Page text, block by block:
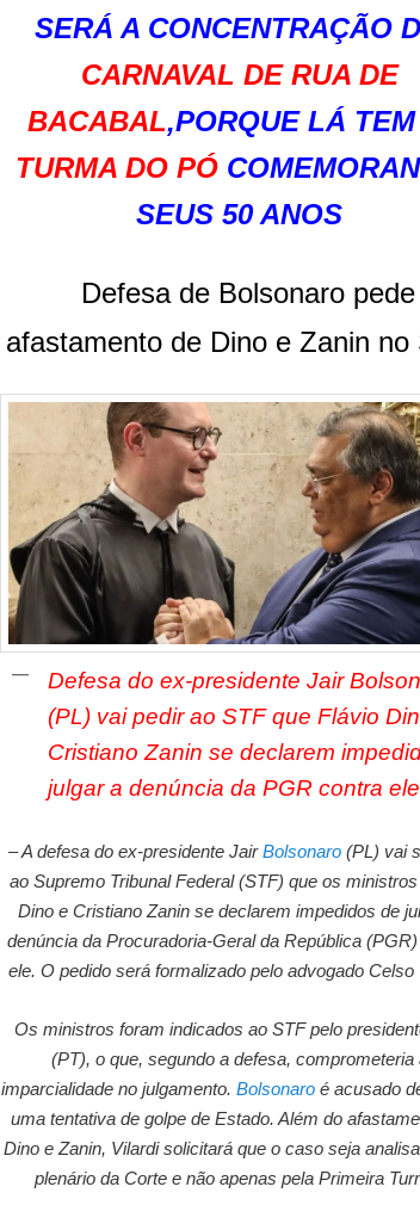
SERÁ A CONCENTRAÇÃO
CARNAVAL DE RUA DE
BACABAL,PORQUE LÁ
TURMA DO PÓ
SEUS 50 ANOS
Defesa de Bolsonaro pede
afastamento de Dino e Zanin no
Defesa do ex-presidente Jair
(PL) vai pedir ao STF que Flávio
Cristiano Zanin se declarem
julgar a denúncia da PGR contra
– A defesa do ex-presidente JairBolsonaro (PL) vai
ao Supremo Tribunal Federal (STF) que os
Dino e Cristiano Zanin se declarem impedidos de
denúncia da Procuradoria-Geral da República
ele. O pedido será formalizado pelo advogado Celso
Os ministros foram indicados ao STF pelo
(PT), o que, segundo a defesa, comprometeria
imparcialidade no julgamento.Bolsonaroé acusado
uma tentativa de golpe de Estado. Além do
Dino e Zanin, Vilardi solicitará que o caso seja
plenário da Corte e não apenas pela Primeira